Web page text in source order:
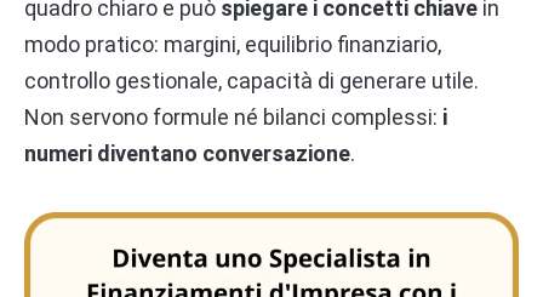
quadro chiaro e può spiegare i concetti chiave in
modo pratico: margini, equilibrio finanziario,
controllo gestionale, capacità di generare utile.
Non servono formule né bilanci complessi: i
numeri diventano conversazione.